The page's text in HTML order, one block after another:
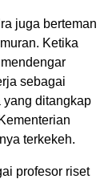
juga berteman
Ketika
sebagai
yang ditangkap
terkekeh.
profesor riset